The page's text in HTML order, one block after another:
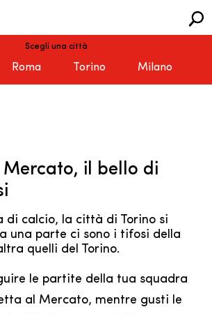
Scegli una città
Roma Torino Milano
il bello di
di calcio, la città di Torino si
una parte ci sono i tifosi della
quelli del Torino.
le partite della tua squadra
al Mercato, mentre gusti le